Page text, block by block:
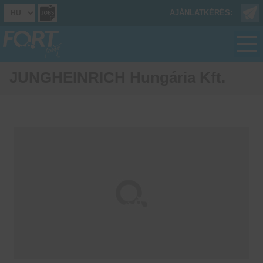
AJÁNLATKÉRÉS: